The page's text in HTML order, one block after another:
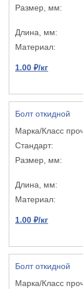
1.00 ₽/кг
Болт откидной
1.00 ₽/кг
Болт откидной